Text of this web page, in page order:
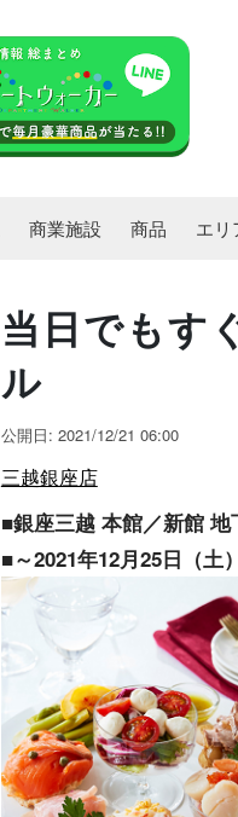
商業施設 商品 エリ
当日でもす
ル
公開日: 2021/12/21 06:00
三越銀座店
■銀座三越 本館／新館
■～2021年12月25日（土